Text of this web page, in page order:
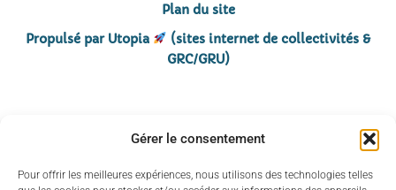
Gérer le consentement
Pour offrir les meilleures expériences, nous utilisons des technologies telles
Plan du site
Propulsé par Utopia
(sites internet de collectivités &
GRC/GRU)